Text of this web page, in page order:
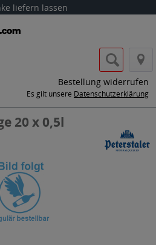
liefern lassen
Bestellung widerrufen
Es gilt unsere Datenschutzerklärung
20 x 0,5l